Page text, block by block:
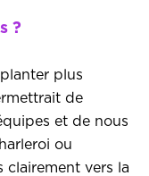
?
plus
de
et de nous
ou
clairement vers la